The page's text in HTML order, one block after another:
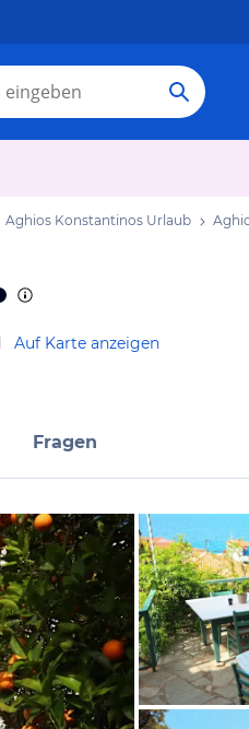
Aghios Konstantinos Urlaub
Auf Karte anzeigen
Fragen